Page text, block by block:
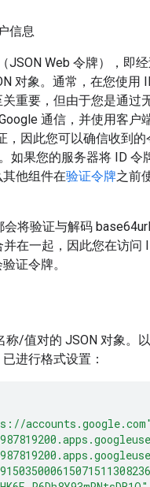
信息
（JSON Web 令牌），即
对象。通常，在您使用
关重要，但由于您是通过
通信，并使用客户
，因此您可以确信收到
如果您的服务器将 ID 令
他组件在验证令牌之前
将验证与解码
在一起，因此您在访问
证令牌。
称/值对的 JSON 对象。
进行格式设置：
accounts.google.com"